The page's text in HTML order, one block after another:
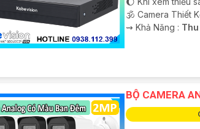
🕉️ Camera Thiết
️⇝ Khả Năng : Thu
BỘ CAMERA